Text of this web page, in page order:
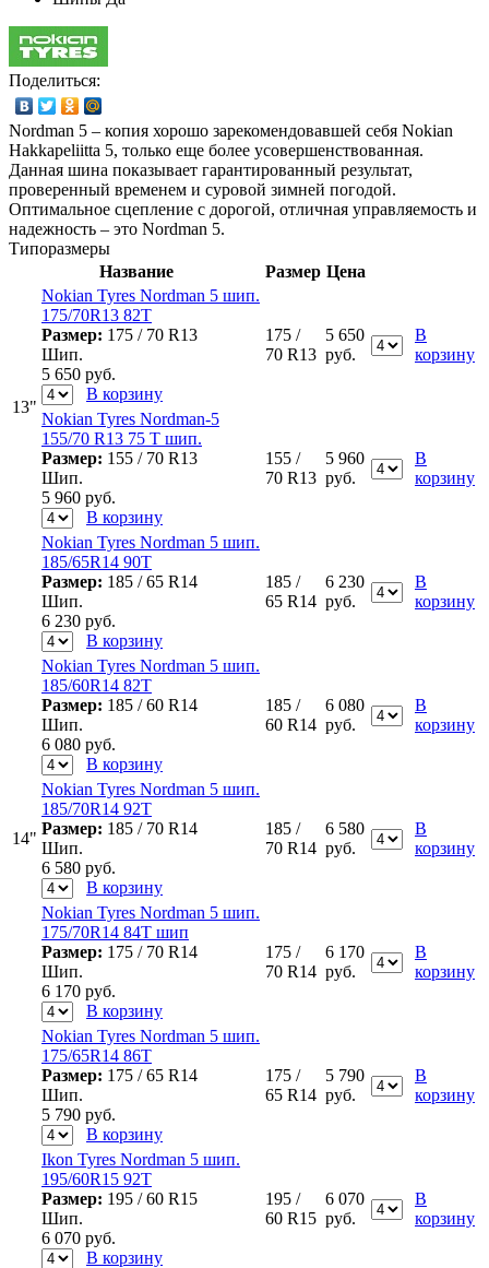
Поделиться:
Nordman 5 – копия хорошо зарекомендовавшей себя Nokian
Hakkapeliitta 5, только еще более усовершенствованная.
Данная шина показывает гарантированный результат,
проверенный временем и суровой зимней погодой.
Оптимальное сцепление с дорогой, отличная управляемость и
надежность – это Nordman 5.
Типоразмеры
Название
Размер Цена
13"
Nokian Tyres Nordman 5 шип.
175/70R13 82T
Размер: 175 / 70 R13
Шип.
5 650 руб.
В корзину
175 /
70 R13
5 650
руб.
В
корзину
Nokian Tyres Nordman-5
155/70 R13 75 T шип.
Размер: 155 / 70 R13
Шип.
5 960 руб.
В корзину
155 /
70 R13
5 960
руб.
В
корзину
14"
Nokian Tyres Nordman 5 шип.
185/65R14 90T
Размер: 185 / 65 R14
Шип.
6 230 руб.
В корзину
185 /
65 R14
6 230
руб.
В
корзину
Nokian Tyres Nordman 5 шип.
185/60R14 82T
Размер: 185 / 60 R14
Шип.
6 080 руб.
В корзину
185 /
60 R14
6 080
руб.
В
корзину
Nokian Tyres Nordman 5 шип.
185/70R14 92T
Размер: 185 / 70 R14
Шип.
6 580 руб.
В корзину
185 /
70 R14
6 580
руб.
В
корзину
Nokian Tyres Nordman 5 шип.
175/70R14 84T шип
Размер: 175 / 70 R14
Шип.
6 170 руб.
В корзину
175 /
70 R14
6 170
руб.
В
корзину
Nokian Tyres Nordman 5 шип.
175/65R14 86T
Размер: 175 / 65 R14
Шип.
5 790 руб.
В корзину
175 /
65 R14
5 790
руб.
В
корзину
Ikon Tyres Nordman 5 шип.
195/60R15 92T
Размер: 195 / 60 R15
Шип.
6 070 руб.
В корзину
195 /
60 R15
6 070
руб.
В
корзину